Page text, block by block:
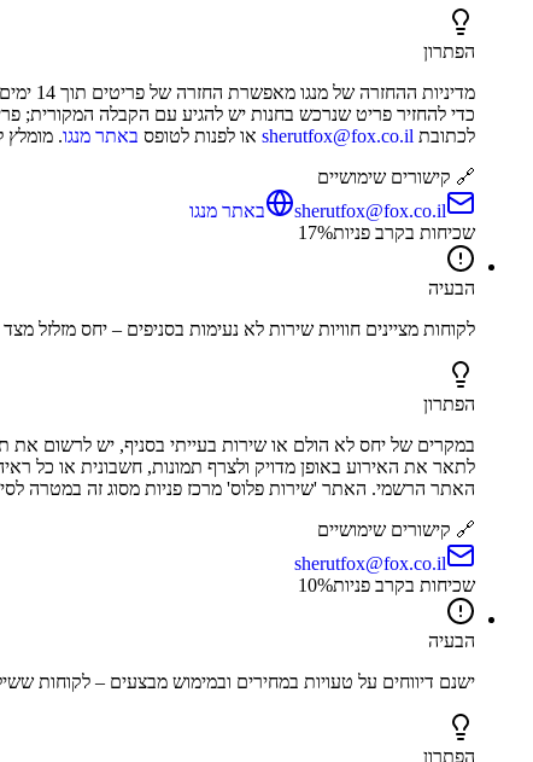
הפתרון
כדי להחזיר פריט שנרכש בחנות יש להגיע עם הקבלה המקורית;
לכתובת sherutfox@fox.co.il או לפנות לטופס באתר מנגו. מומלץ
🔗 קישורים שימושיים
sherutfox@fox.co.il
באתר מנגו
שכיחות בקרב פניות
17%
הבעיה
לקוחות מציינים חוויות שירות לא נעימות בסניפים – יחס מזלזל
הפתרון
במקרים של יחס לא הולם או שירות בעייתי בסניף, יש לרשום את
לתאר את האירוע באופן מדויק ולצרף תמונות, חשבונית או כל
האתר הרשמי. האתר 'שירות פלוס' מרכז פניות מסוג זה במטרה
🔗 קישורים שימושיים
sherutfox@fox.co.il
שכיחות בקרב פניות
10%
הבעיה
ישנם דיווחים על טעויות במחירים ובמימוש מבצעים – לקוחות
הפתרון